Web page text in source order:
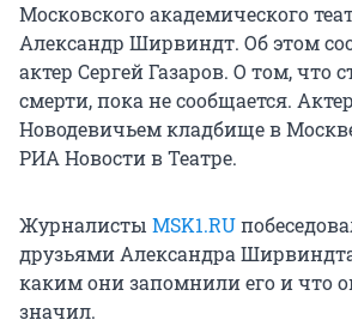
Московского академического
Александр Ширвиндт. Об этом
актер Сергей Газаров. О том, что
смерти, пока не сообщается.
Новодевичьем кладбище в
РИА Новости в Театре.
Журналисты MSK1.RU
друзьями Александра
каким они запомнили его и что
значил.